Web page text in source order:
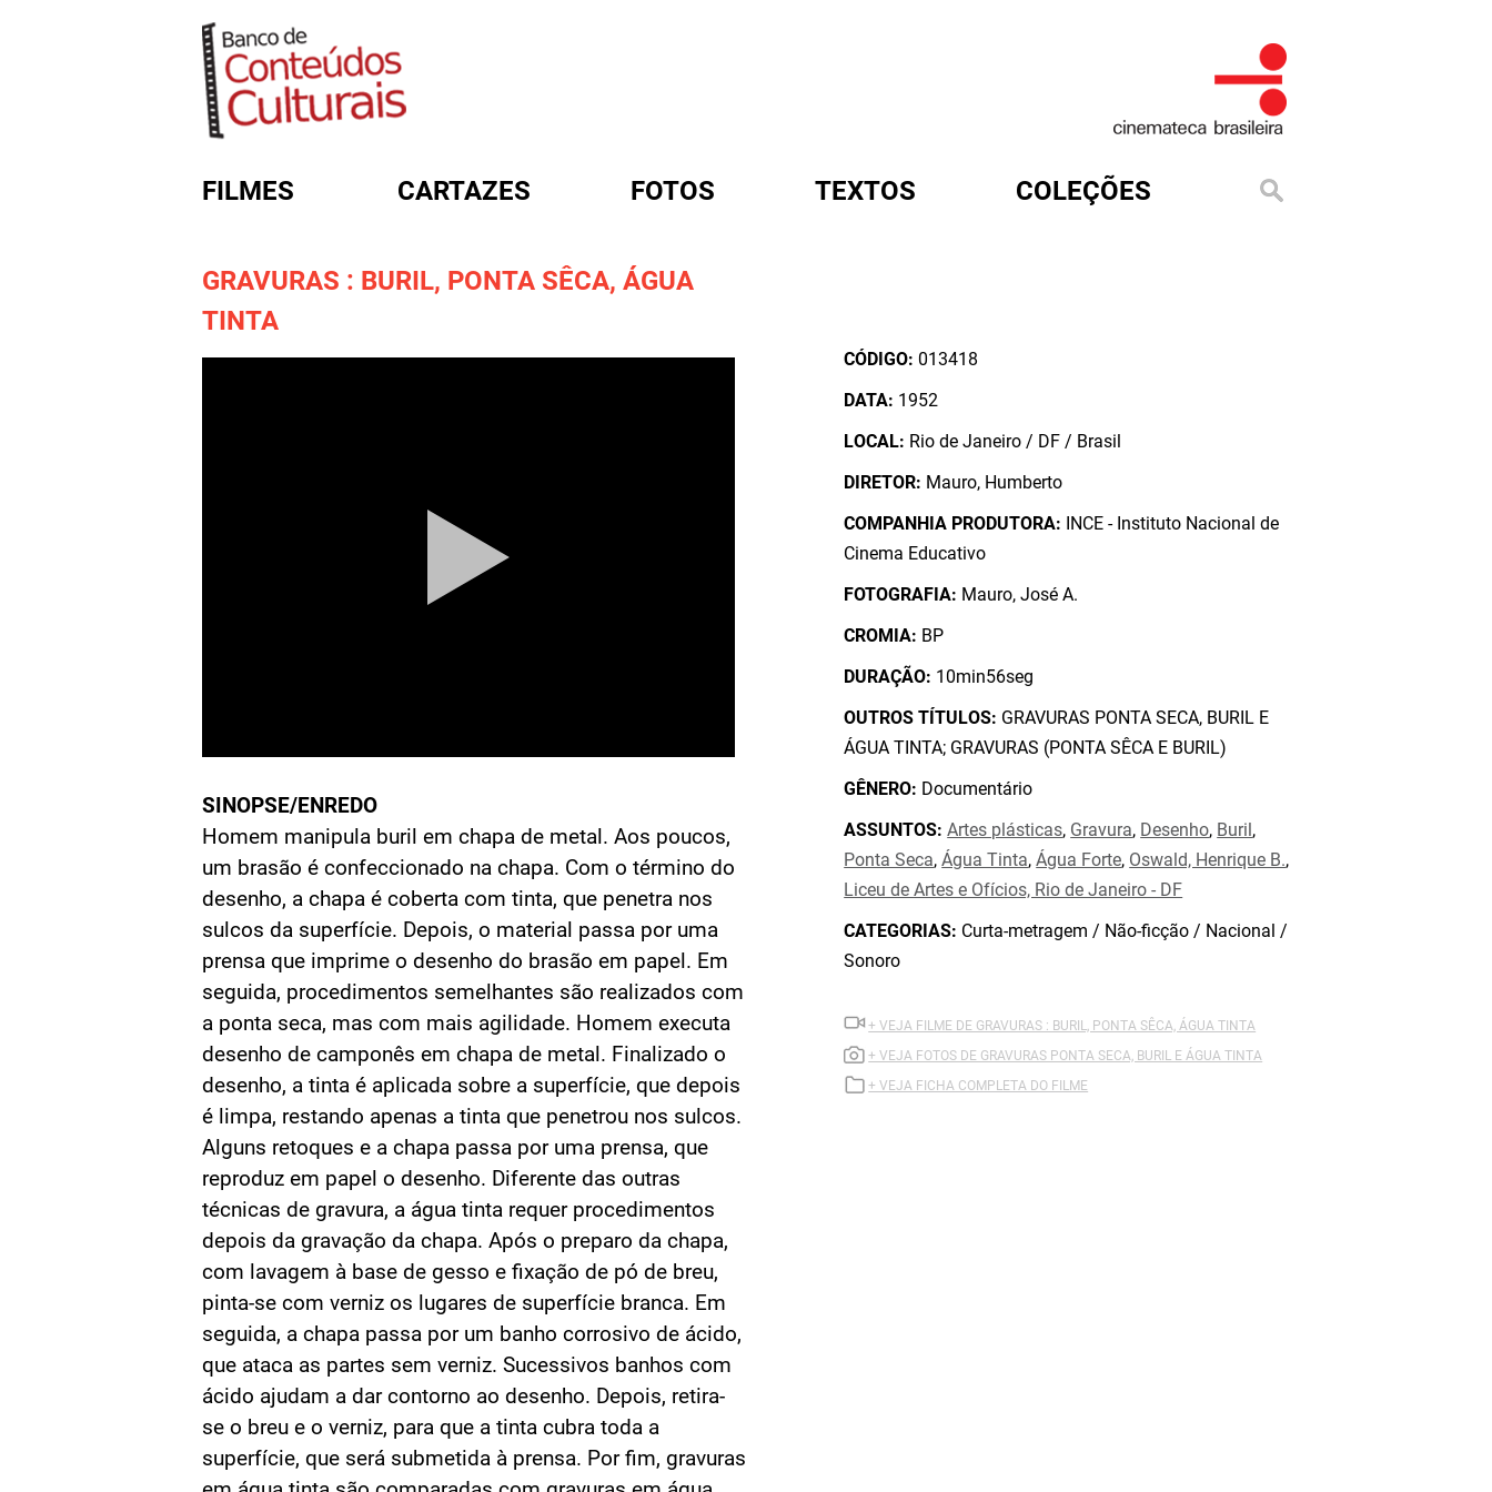
FILMES CARTAZES FOTOS TEXTOS COLEÇÕES
GRAVURAS : BURIL, PONTA SÊCA, ÁGUA
TINTA
SINOPSE/ENREDO
Homem manipula buril em chapa de metal. Aos poucos,
um brasão é confeccionado na chapa. Com o término do
desenho, a chapa é coberta com tinta, que penetra nos
sulcos da superfície. Depois, o material passa por uma
prensa que imprime o desenho do brasão em papel. Em
seguida, procedimentos semelhantes são realizados com
a ponta seca, mas com mais agilidade. Homem executa
desenho de camponês em chapa de metal. Finalizado o
desenho, a tinta é aplicada sobre a superfície, que depois
é limpa, restando apenas a tinta que penetrou nos sulcos.
Alguns retoques e a chapa passa por uma prensa, que
reproduz em papel o desenho. Diferente das outras
técnicas de gravura, a água tinta requer procedimentos
depois da gravação da chapa. Após o preparo da chapa,
com lavagem à base de gesso e fixação de pó de breu,
pinta-se com verniz os lugares de superfície branca. Em
seguida, a chapa passa por um banho corrosivo de ácido,
que ataca as partes sem verniz. Sucessivos banhos com
ácido ajudam a dar contorno ao desenho. Depois, retira-
se o breu e o verniz, para que a tinta cubra toda a
superfície, que será submetida à prensa. Por fim, gravuras
CÓDIGO: 013418
DATA: 1952
LOCAL: Rio de Janeiro / DF / Brasil
DIRETOR: Mauro, Humberto
COMPANHIA PRODUTORA: INCE - Instituto Nacional de
Cinema Educativo
FOTOGRAFIA: Mauro, José A.
CROMIA: BP
DURAÇÃO: 10min56seg
OUTROS TÍTULOS: GRAVURAS PONTA SECA, BURIL E
ÁGUA TINTA; GRAVURAS (PONTA SÊCA E BURIL)
GÊNERO: Documentário
ASSUNTOS: Artes plásticas, Gravura, Desenho, Buril,
Ponta Seca,Água Tinta,Água Forte, Oswald, Henrique B.,
Liceu de Artes e Ofícios, Rio de Janeiro - DF
CATEGORIAS: Curta-metragem / Não-ficção / Nacional /
Sonoro
+ VEJA FILME DE GRAVURAS : BURIL, PONTA SÊCA, ÁGUA TINTA
+ VEJA FOTOS DE GRAVURAS PONTA SECA, BURIL E ÁGUA TINTA
+ VEJA FICHA COMPLETA DO FILME
FORMULÁRIO DE BUSCA